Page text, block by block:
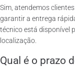
Sim, atendemos
garantir a entrega
técnico está disponível
localização.
Qual é o prazo